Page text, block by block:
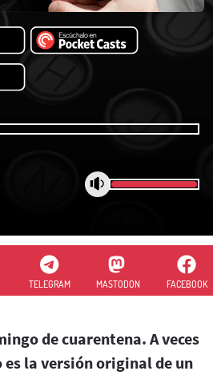
TELEGRAM MASTODON FACEBOOK
de cuarentena. A veces
es la versión original de un